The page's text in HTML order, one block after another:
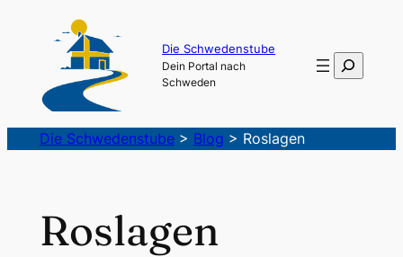
Die Schwedenstube
Dein Portal nach
Schweden
Suchen
Die Schwedenstube> Blog > Roslagen
Roslagen